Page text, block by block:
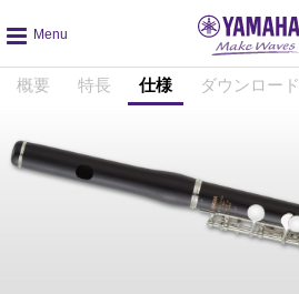
global
navigation
概要 特長 仕様 ダウンロード